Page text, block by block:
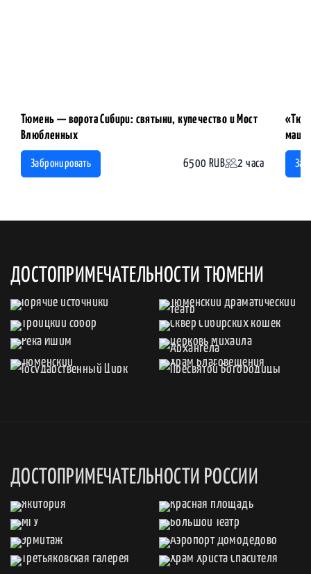
Тюмень — ворота Сибири: святыни, купечество и Мост
Влюбленных
Забронировать 6500 RUB 2 часа
ДОСТОПРИМЕЧАТЕЛЬНОСТИ ТЮМЕНИ
ДОСТОПРИМЕЧАТЕЛЬНОСТИ РОССИИ